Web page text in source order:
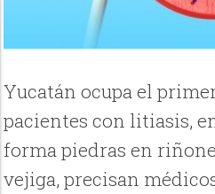
Yucatán ocupa el
pacientes con litiasis,
forma piedras en
vejiga, precisan